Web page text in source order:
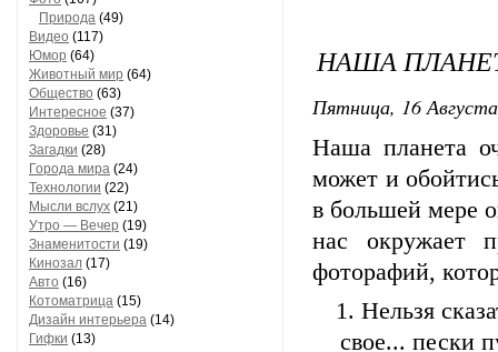
Природа (49)
Видео (117)
Юмор (64)
Животный мир (64)
Общество (63)
Интересное (37)
Здоровье (31)
Загадки (28)
Города мира (24)
Технологии (22)
Мысли вслух (21)
Утро — Вечер (19)
Знаменитости (19)
Кинозал (17)
Авто (16)
Котоматрица (15)
Дизайн интерьера (14)
Гифки (13)
НАША
Пятница, 16
Наша планета
может и
в большей мере
нас окружает
фоторафий,
1. Нельзя
свое... пески